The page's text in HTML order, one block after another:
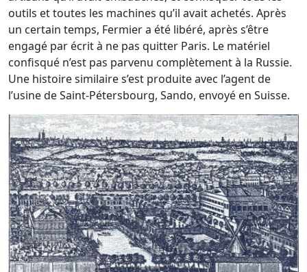
outils et toutes les machines qu’il avait achetés. Après
un certain temps, Fermier a été libéré, après s’être
engagé par écrit à ne pas quitter Paris. Le matériel
confisqué n’est pas parvenu complètement à la Russie.
Une histoire similaire s’est produite avec l’agent de
l’usine de Saint-Pétersbourg, Sando, envoyé en Suisse.